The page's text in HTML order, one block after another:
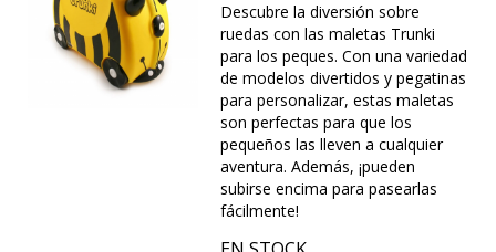
Descubre la diversión sobre
ruedas con las maletas Trunki
para los peques. Con una variedad
de modelos divertidos y pegatinas
para personalizar, estas maletas
son perfectas para que los
pequeños las lleven a cualquier
aventura. Además, ¡pueden
subirse encima para pasearlas
fácilmente!